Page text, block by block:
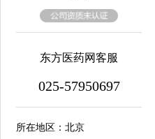
东方医药网客服
025-57950697
所在地区：北京